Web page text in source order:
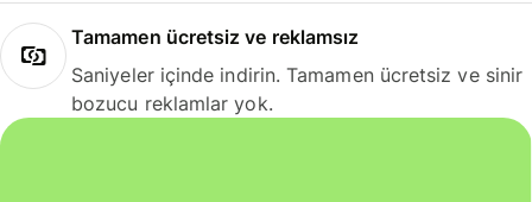
Tamamen ücretsiz ve reklamsız
Saniyeler içinde indirin. Tamamen ücretsiz ve sinir
bozucu reklamlar yok.